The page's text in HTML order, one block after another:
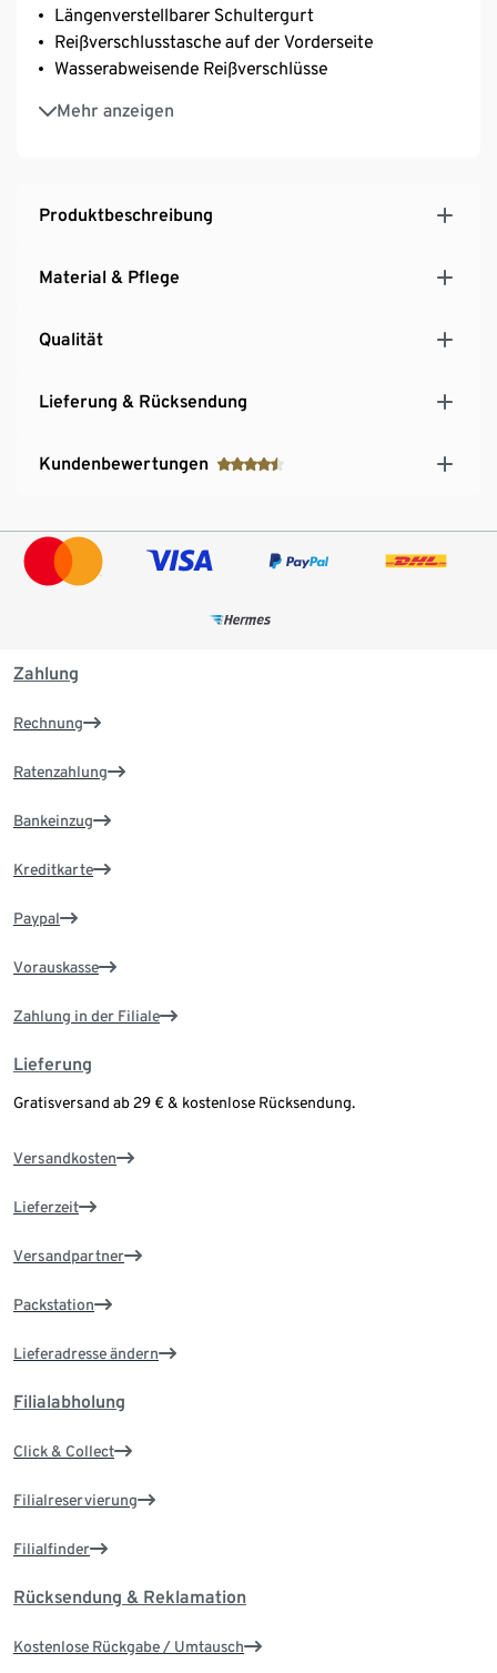
Längenverstellbarer Schultergurt
Reißverschlusstasche auf der Vorderseite
Wasserabweisende Reißverschlüsse
Mehr anzeigen
Innen mit 3 Kartenschlitzen
Volumen ca. 0,6 l
Produktbeschreibung
Material & Pflege
Qualität
Lieferung & Rücksendung
Kundenbewertungen
Zahlung
Rechnung
Ratenzahlung
Bankeinzug
Kreditkarte
Paypal
Vorauskasse
Zahlung in der Filiale
Lieferung
Gratisversand ab 29 € & kostenlose Rücksendung.
Versandkosten
Lieferzeit
Versandpartner
Packstation
Lieferadresse ändern
Filialabholung
Click & Collect
Filialreservierung
Filialfinder
Rücksendung & Reklamation
Kostenlose Rückgabe / Umtausch